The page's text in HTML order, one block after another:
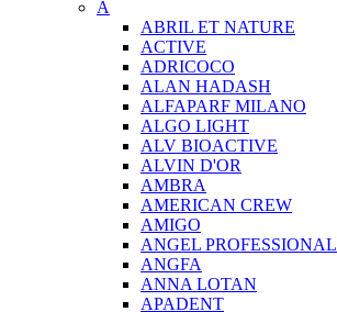
A
ABRIL ET NATURE
ACTIVE
ADRICOCO
ALAN HADASH
ALFAPARF MILANO
ALGO LIGHT
ALV BIOACTIVE
ALVIN D'OR
AMBRA
AMERICAN CREW
AMIGO
ANGEL PROFESSIONAL
ANGFA
ANNA LOTAN
APADENT